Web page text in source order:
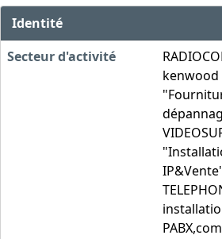
Identité
Secteur d'activité